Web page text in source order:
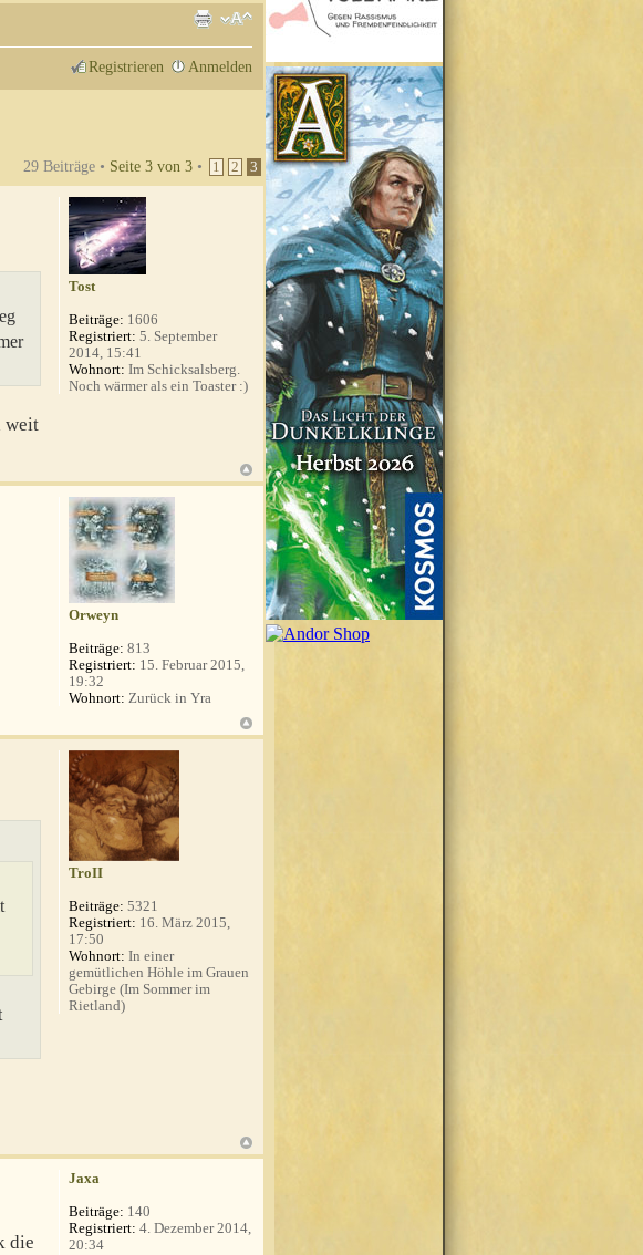
Registrieren Anmelden
29 Beiträge • Seite 3 von 3 • 1 2 3
weit
Tost
Beiträge: 1606
Registriert: 5. September
2014, 15:41
Wohnort: Im Schicksalsberg.
Noch wärmer als ein Toaster :)
Orweyn
Beiträge: 813
Registriert: 15. Februar 2015,
19:32
Wohnort: Zurück in Yra
TroII
Beiträge: 5321
Registriert: 16. März 2015,
17:50
Wohnort: In einer
gemütlichen Höhle im Grauen
Gebirge (Im Sommer im
Rietland)
die
Jaxa
Beiträge: 140
Registriert: 4. Dezember 2014,
20:34